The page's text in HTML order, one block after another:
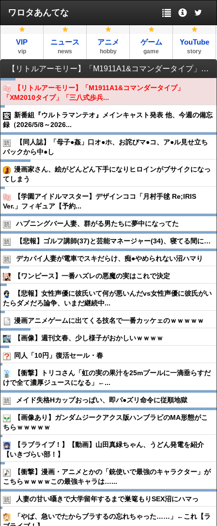
ワロタあんてな
VIP
vip
ニュース
news
アニメ
hobby
ゲーム
game
YouTube
story
【リトルアーモリー】「M1911A1&コマンダータイプ」「XM2010タイプ」「三八式歩兵銃タイプ」プラモデルほか各種 【再販決定】
【リトルアーモリー】「M1911A1&コマンダータイプ」
「XM2010タイプ」「三八式歩兵...
新番組『ウルトラマンテオ』メインキャスト発表 他、今週の備忘
録（2026/5/8～2026...
【同人誌】「母子●︎姦」口オ●︎ホ、お詫びマ●︎コ、ア●︎ル見せ立ち
バックから中●︎し
漫画家さん、絵がどんどん下手になりヒロインがブサイクになっ
てしまう
【学園アイドルマスター】デザインココ「月村手毬 Re;IRIS
Ver.」フィギュア【予約...
ハプニングバー人妻、群がる男たちに夢中になってた
【悲報】ゴルフ講師(37)と芸能マネージャー(34)、寝てる間に…
デカパイ人妻が電車でスキだらけ、痴●︎やめられない沼ハマり
【ワンピース】一番ハズレの悪魔の実はこれで決定
【悲報】女性声優に彼氏いて何が悪いんだvs女性声優に彼氏がい
たらダメだろ論争、いまだ継続中...
漫画アニメゲームに出てくる技名で一番カッケェのｗｗｗｗｗ
【画像】週刊文春、少し様子がおかしいｗｗｗｗ
同人「10円」復活セール・春
【衝撃】トリコさん「虹の実の果汁を25mプールに一滴垂らすだ
けで全て濃厚ジュースになる」←...
メイド失格Hカップおっぱい、即パ●︎ズリ命令に従順地獄
【画像あり】ガンダムジークアクス版ハンブラビのMA形態がこ
ちらｗｗｗｗｗ
【ラブライブ！】【動画】山田真緑ちゃん、うどん発電を紹介
【いきづらい部！】
【衝撃】漫画・アニメとかの「銃使いで最強のキャラクター」が
こちらｗｗｗｗこの最強キャラは…...
人妻の甘い囁きで大学留年するまで巣篭もりSEX沼にハマっ
「やば、急いでたからブラするの忘れちゃった……」←これ【ラ